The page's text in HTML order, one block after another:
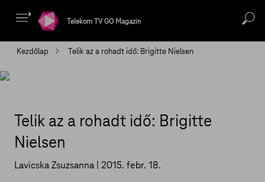
Telekom TV GO Magazin
Kezdőlap Telik az a rohadt idő: Brigitte Nielsen
Telik az a rohadt idő: Brigitte
Nielsen
Lavicska Zsuzsanna | 2015. febr. 18.